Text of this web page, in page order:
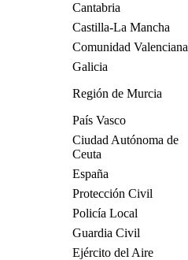
Cantabria
Castilla-La Mancha
Comunidad Valenciana
Galicia
Región de Murcia
País Vasco
Ciudad Autónoma de
Ceuta
España
Protección Civil
Policía Local
Guardia Civil
Ejército del Aire